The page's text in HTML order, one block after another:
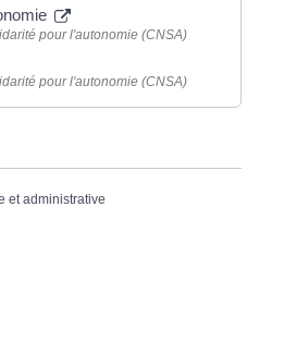
pour l'autonomie (CNSA)
pour l'autonomie (CNSA)
et administrative